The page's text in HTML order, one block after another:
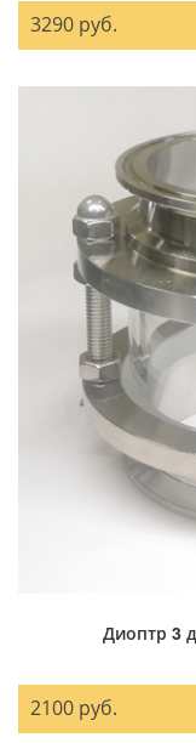
3290 руб.
Диоптр 3
2100 руб.